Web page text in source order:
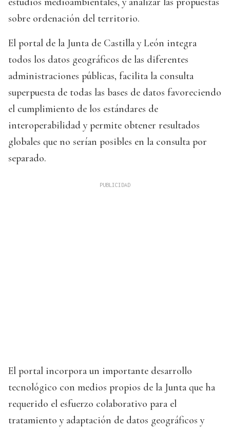
sobre ordenación del territorio.
El portal de la Junta de Castilla y León integra
todos los datos geográficos de las diferentes
administraciones públicas, facilita la consulta
superpuesta de todas las bases de datos favoreciendo
el cumplimiento de los estándares de
interoperabilidad y permite obtener resultados
globales que no serían posibles en la consulta por
separado.
El portal incorpora un importante desarrollo
tecnológico con medios propios de la Junta que ha
requerido el esfuerzo colaborativo para el
tratamiento y adaptación de datos geográficos y